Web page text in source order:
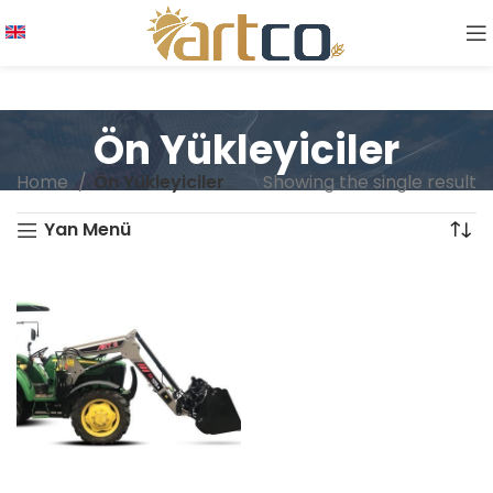
Ön Yükleyiciler
Home Ön Yükleyiciler
Showing the single result
Yan Menü